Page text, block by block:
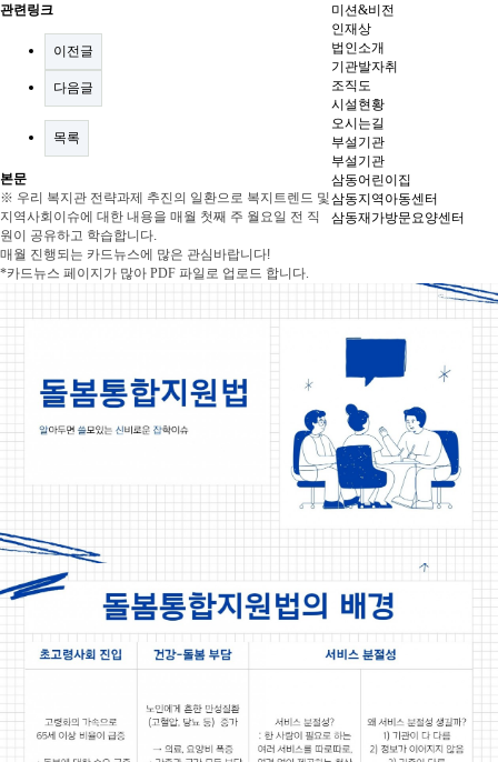
미션&비전
인재상
법인소개
기관발자취
조직도
시설현황
오시는길
부설기관
부설기관
삼동어린이집
삼동지역아동센터
삼동재가방문요양센터
관련링크
이전글
다음글
목록
본문
※ 우리 복지관 전략과제 추진의 일환으로 복지트렌드 및
지역사회이슈에 대한 내용을 매월 첫째 주 월요일 전 직
원이 공유하고 학습합니다.
매월 진행되는 카드뉴스에 많은 관심바랍니다!
*카드뉴스 페이지가 많아 PDF 파일로 업로드 합니다.